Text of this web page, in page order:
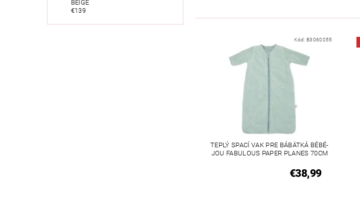
BEIGE
€139
Kód: B3060055
TEPLÝ SPACÍ VAK PRE BÁBÄTKÁ BÉBÉ-
JOU FABULOUS PAPER PLANES 70CM
€38,99